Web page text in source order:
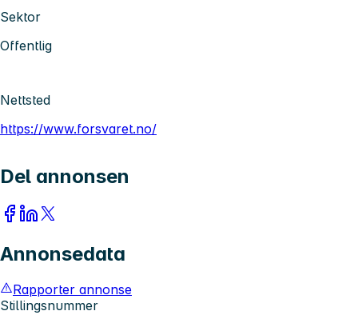
Sektor
Offentlig
Nettsted
https://www.forsvaret.no/
Del annonsen
Annonsedata
Rapporter annonse
Stillingsnummer